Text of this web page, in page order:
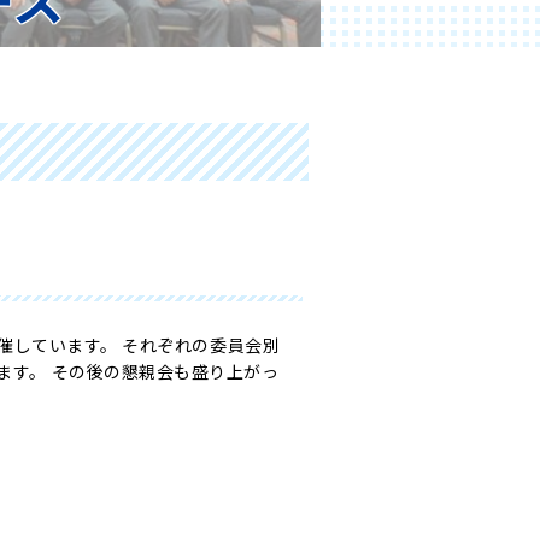
ています。 それぞれの委員会別
。 その後の懇親会も盛り上がっ